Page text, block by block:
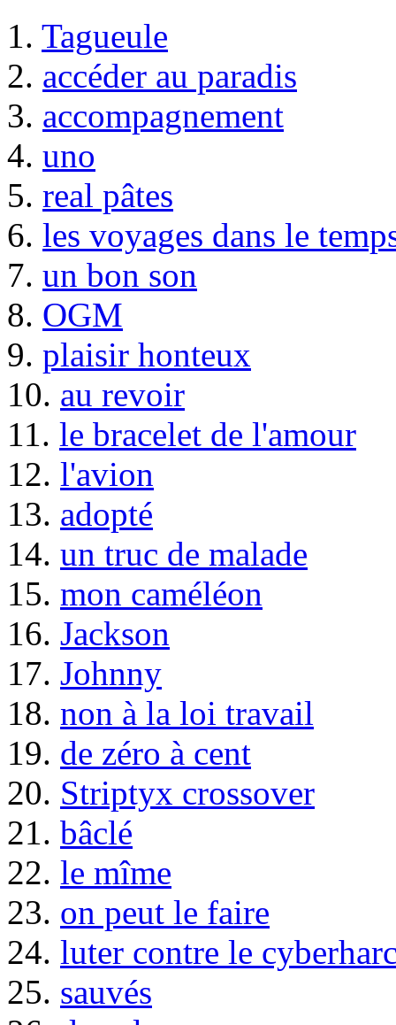
1. Tagueule
2. accéder au paradis
3. accompagnement
4. uno
5. real pâtes
6. les voyages dans le
7. un bon son
8. OGM
9. plaisir honteux
10. au revoir
11. le bracelet de l'amour
12. l'avion
13. adopté
14. un truc de malade
15. mon caméléon
16. Jackson
17. Johnny
18. non à la loi travail
19. de zéro à cent
20. Striptyx crossover
21. bâclé
22. le mîme
23. on peut le faire
24. luter contre le
25. sauvés